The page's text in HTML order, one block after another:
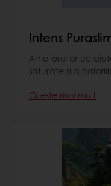
Intens
Ameliorator ce
saturate și a
Citește mai mult